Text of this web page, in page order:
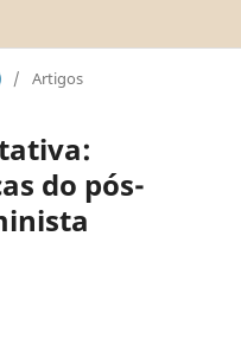
/ Artigos
do pós-